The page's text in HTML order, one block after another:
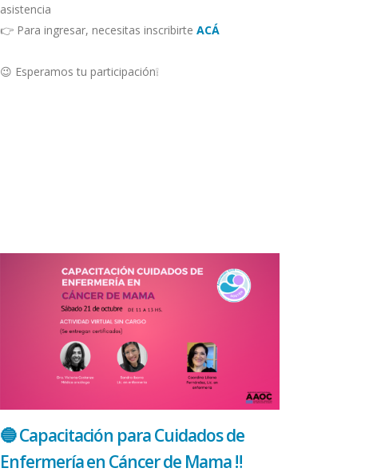
asistencia
👉 Para ingresar, necesitas inscribirte ACÁ
😉 Esperamos tu participación❕
🔵 Capacitación para Cuidados de
Enfermería en Cáncer de Mama ‼️